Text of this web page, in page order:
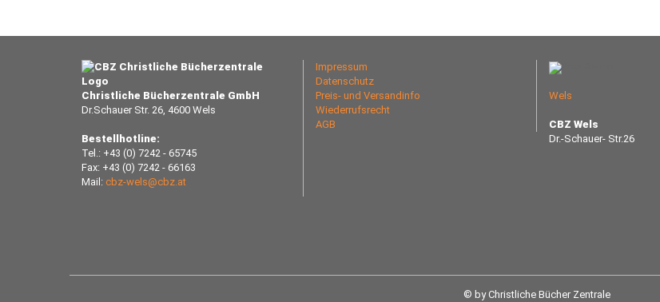
Christliche Bücherzentrale GmbH
Dr.Schauer Str. 26, 4600 Wels
Bestellhotline:
Tel.: +43 (0) 7242 - 65745
Fax: +43 (0) 7242 - 66163
Mail: cbz-wels@cbz.at
Impressum
Datenschutz
Preis- und Versandinfo
Wiederrufsrecht
AGB
Wels
CBZ Wels
Dr.-Schauer- Str.26
© by Christliche Bücher Zentrale